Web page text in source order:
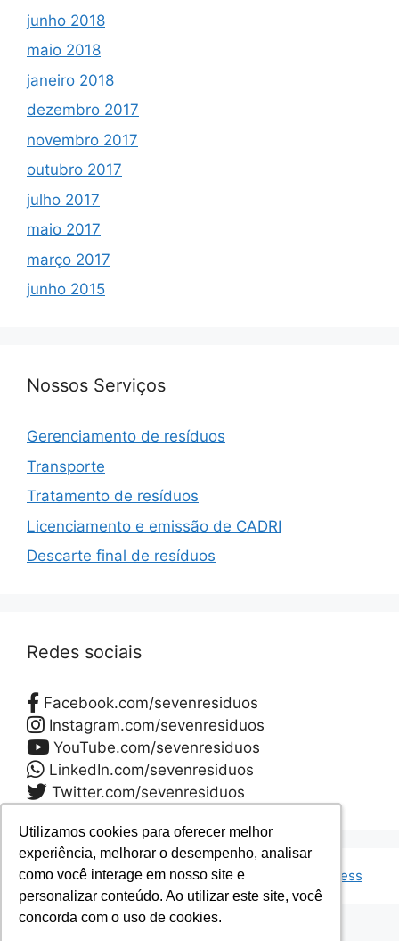
Utilizamos cookies para oferecer melhor
experiência, melhorar o desempenho, analisar
como você interage em nosso site e
personalizar conteúdo. Ao utilizar este site, você
concorda com o uso de cookies.
Utilizamos cookies para oferecer melhor
experiência, melhorar o desempenho, analisar
como você interage em nosso site e
personalizar conteúdo. Ao utilizar este site, você
concorda com o uso de cookies.
junho 2018
maio 2018
janeiro 2018
dezembro 2017
novembro 2017
outubro 2017
julho 2017
maio 2017
março 2017
junho 2015
Nossos Serviços
Gerenciamento de resíduos
Transporte
Tratamento de resíduos
Licenciamento e emissão de CADRI
Descarte final de resíduos
Redes sociais
Facebook.com/sevenresiduos
Instagram.com/sevenresiduos
YouTube.com/sevenresiduos
LinkedIn.com/sevenresiduos
Twitter.com/sevenresiduos
© 2026 Seven Resíduos• Built with GeneratePress